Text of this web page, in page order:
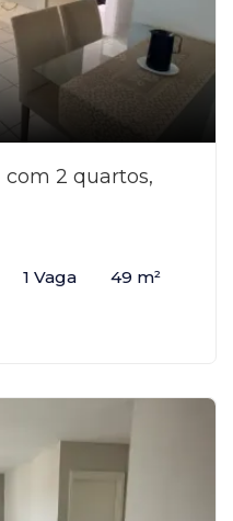
2 quartos,
1 Vaga 49 m²